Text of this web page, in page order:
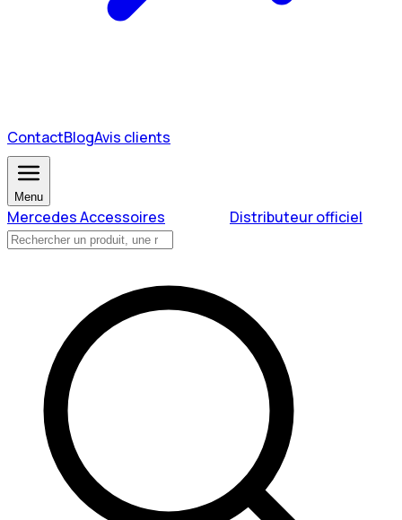
ContactBlogAvis clients
Menu
Mercedes Accessoires Distributeur officiel